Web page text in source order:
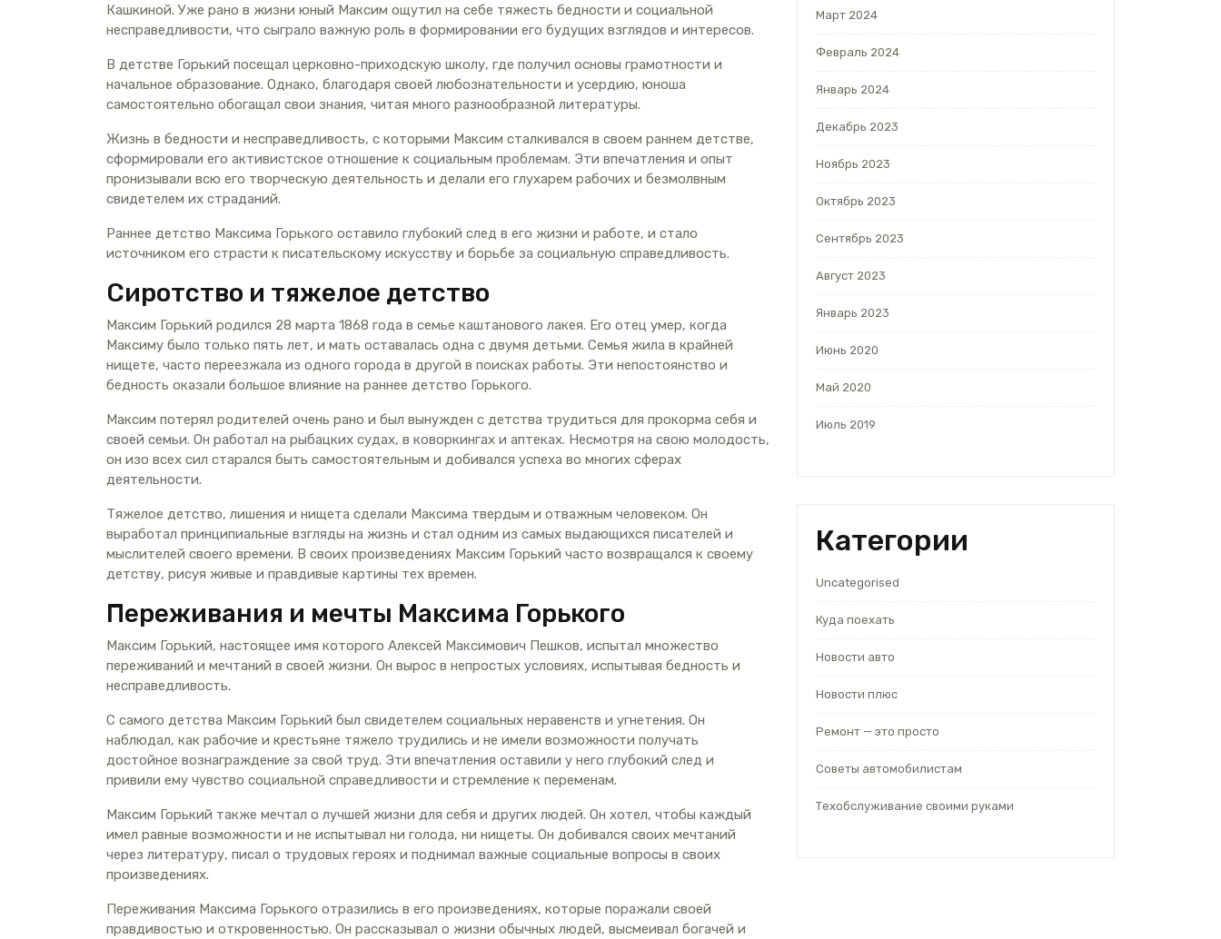
Кашкиной. Уже рано в жизни юный Максим ощутил на себе тяжесть бедности и социальной
несправедливости, что сыграло важную роль в формировании его будущих взглядов и интересов.
В детстве Горький посещал церковно-приходскую школу, где получил основы грамотности и
начальное образование. Однако, благодаря своей любознательности и усердию, юноша
самостоятельно обогащал свои знания, читая много разнообразной литературы.
Жизнь в бедности и несправедливость, с которыми Максим сталкивался в своем раннем детстве,
сформировали его активистское отношение к социальным проблемам. Эти впечатления и опыт
пронизывали всю его творческую деятельность и делали его глухарем рабочих и безмолвным
свидетелем их страданий.
Раннее детство Максима Горького оставило глубокий след в его жизни и работе, и стало
источником его страсти к писательскому искусству и борьбе за социальную справедливость.
Сиротство и тяжелое детство
Максим Горький родился 28 марта 1868 года в семье каштанового лакея. Его отец умер, когда
Максиму было только пять лет, и мать оставалась одна с двумя детьми. Семья жила в крайней
нищете, часто переезжала из одного города в другой в поисках работы. Эти непостоянство и
бедность оказали большое влияние на раннее детство Горького.
Максим потерял родителей очень рано и был вынужден с детства трудиться для прокорма себя и
своей семьи. Он работал на рыбацких судах, в коворкингах и аптеках. Несмотря на свою молодость,
он изо всех сил старался быть самостоятельным и добивался успеха во многих сферах
деятельности.
Тяжелое детство, лишения и нищета сделали Максима твердым и отважным человеком. Он
выработал принципиальные взгляды на жизнь и стал одним из самых выдающихся писателей и
мыслителей своего времени. В своих произведениях Максим Горький часто возвращался к своему
детству, рисуя живые и правдивые картины тех времен.
Переживания и мечты Максима Горького
Максим Горький, настоящее имя которого Алексей Максимович Пешков, испытал множество
переживаний и мечтаний в своей жизни. Он вырос в непростых условиях, испытывая бедность и
несправедливость.
С самого детства Максим Горький был свидетелем социальных неравенств и угнетения. Он
наблюдал, как рабочие и крестьяне тяжело трудились и не имели возможности получать
достойное вознаграждение за свой труд. Эти впечатления оставили у него глубокий след и
привили ему чувство социальной справедливости и стремление к переменам.
Максим Горький также мечтал о лучшей жизни для себя и других людей. Он хотел, чтобы каждый
имел равные возможности и не испытывал ни голода, ни нищеты. Он добивался своих мечтаний
через литературу, писал о трудовых героях и поднимал важные социальные вопросы в своих
произведениях.
Переживания Максима Горького отразились в его произведениях, которые поражали своей
правдивостью и откровенностью. Он рассказывал о жизни обычных людей, высмеивал богачей и
Март 2024
Февраль 2024
Январь 2024
Декабрь 2023
Ноябрь 2023
Октябрь 2023
Сентябрь 2023
Август 2023
Январь 2023
Июнь 2020
Май 2020
Июль 2019
Категории
Uncategorised
Куда поехать
Новости авто
Новости плюс
Ремонт — это просто
Советы автомобилистам
Техобслуживание своими руками